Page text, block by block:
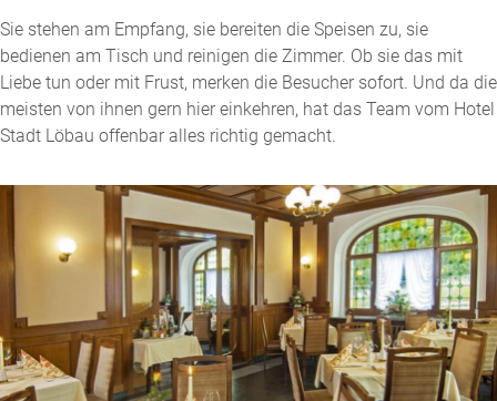
Sie stehen am Empfang, sie bereiten die Speisen zu, sie
bedienen am Tisch und reinigen die Zimmer. Ob sie das mit
Liebe tun oder mit Frust, merken die Besucher sofort. Und da die
meisten von ihnen gern hier einkehren, hat das Team vom Hotel
Stadt Löbau offenbar alles richtig gemacht.